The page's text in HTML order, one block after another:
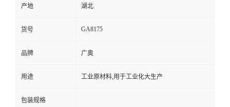
产地 湖北
货号 GA8175
品牌 广奥
用途 工业原材料,用于工业化大生产
包装规格